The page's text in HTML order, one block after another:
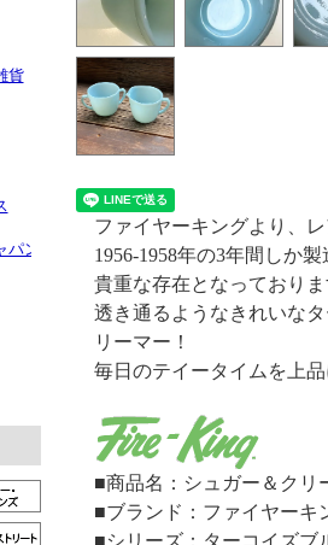
貨
ン
ファイヤーキングより、
1956-1958年の3年間しか
貴重な存在となっておりま
透き通るようなきれいな
リーマー！
毎日のテイータイムを上
■商品名：シュガー＆クリ
■ブランド：ファイヤーキ
■シリーズ：ターコイズブ